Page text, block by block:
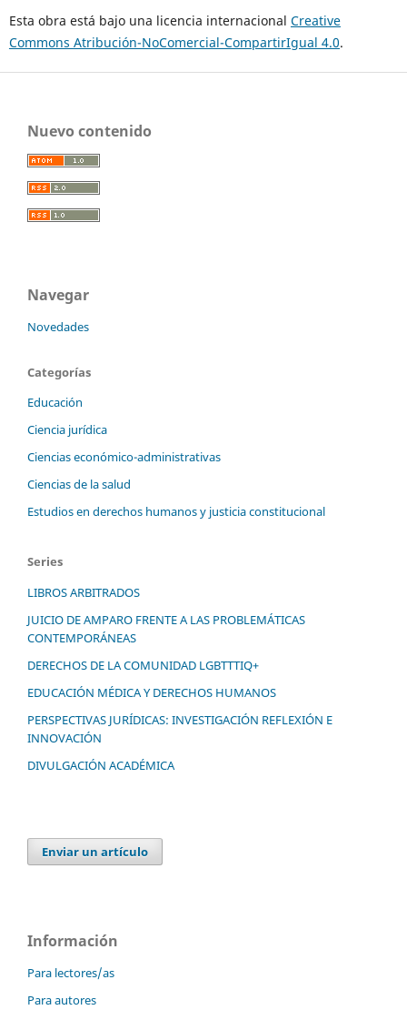
Esta obra está bajo una licencia internacional Creative
Commons Atribución-NoComercial-CompartirIgual 4.0.
Nuevo contenido
Navegar
Novedades
Categorías
Educación
Ciencia jurídica
Ciencias económico-administrativas
Ciencias de la salud
Estudios en derechos humanos y justicia constitucional
Series
LIBROS ARBITRADOS
JUICIO DE AMPARO FRENTE A LAS PROBLEMÁTICAS
CONTEMPORÁNEAS
DERECHOS DE LA COMUNIDAD LGBTTTIQ+
EDUCACIÓN MÉDICA Y DERECHOS HUMANOS
PERSPECTIVAS JURÍDICAS: INVESTIGACIÓN REFLEXIÓN E
INNOVACIÓN
DIVULGACIÓN ACADÉMICA
Enviar un artículo
Información
Para lectores/as
Para autores